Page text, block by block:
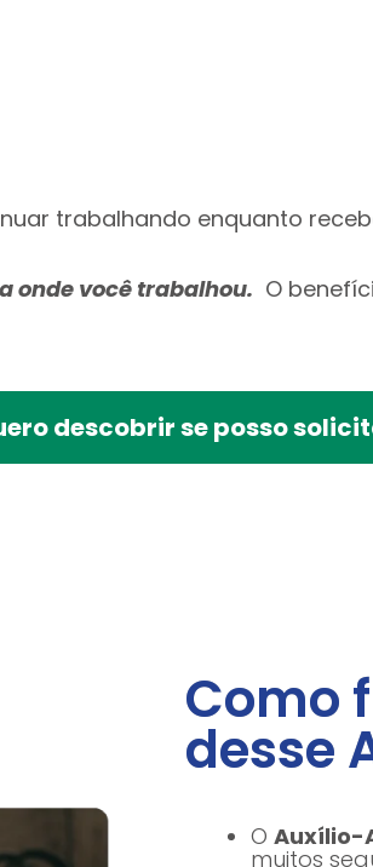
trabalhando enquanto
onde você trabalhou. O
descobrir se posso
Como
desse
O Auxílio-
muitos